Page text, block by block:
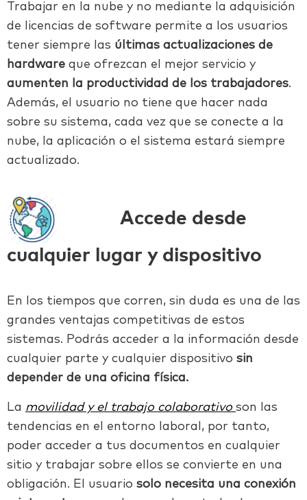
Trabajar en la nube y no mediante la adquisición
de licencias de software permite a los usuarios
tener siempre las últimas actualizaciones de
hardware que ofrezcan el mejor servicio y
aumenten la productividad de los trabajadores.
Además, el usuario no tiene que hacer nada
sobre su sistema, cada vez que se conecte a la
nube, la aplicación o el sistema estará siempre
actualizado.
Accede desde
cualquier lugar y dispositivo
En los tiempos que corren, sin duda es una de las
grandes ventajas competitivas de estos
sistemas. Podrás acceder a la información desde
cualquier parte y cualquier dispositivo sin
depender de una oficina física.
La movilidad y el trabajo colaborativo son las
tendencias en el entorno laboral, por tanto,
poder acceder a tus documentos en cualquier
sitio y trabajar sobre ellos se convierte en una
obligación. El usuario solo necesita una conexión